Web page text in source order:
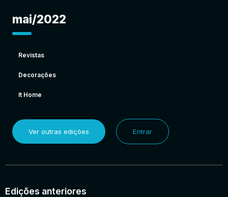
mai/2022
Revistas
Decorações
It Home
Ver outras edições Entrar
Edições anteriores